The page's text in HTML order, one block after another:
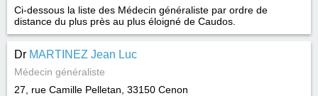
Ci-dessous la liste des Médecin généraliste par ordre de
distance du plus près au plus éloigné de Caudos.
Dr MARTINEZ Jean Luc
Médecin généraliste
27, rue Camille Pelletan, 33150 Cenon